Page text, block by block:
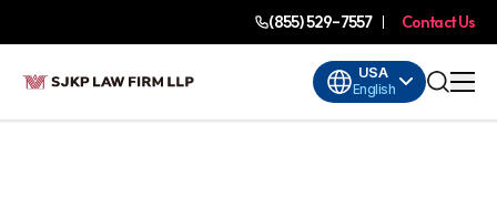
(855) 529-7557 Contact Us
USA
English